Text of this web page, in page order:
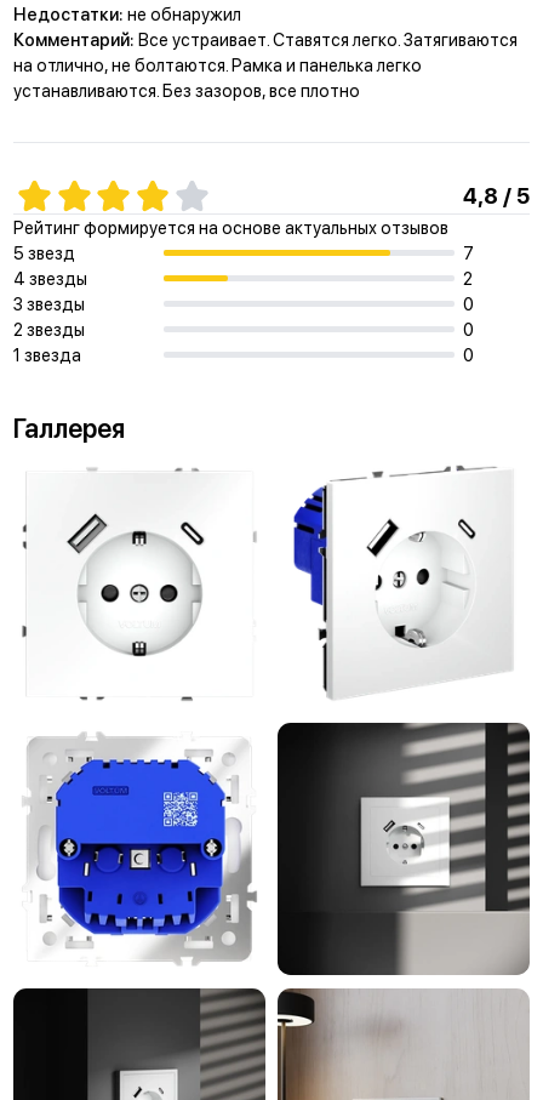
Недостатки: не обнаружил
Комментарий: Все устраивает. Ставятся легко. Затягиваются
на отлично, не болтаются. Рамка и панелька легко
устанавливаются. Без зазоров, все плотно
4,8 / 5
Рейтинг формируется на основе актуальных отзывов
5 звезд
7
4 звезды
2
3 звезды
0
2 звезды
0
1 звезда
0
Галлерея